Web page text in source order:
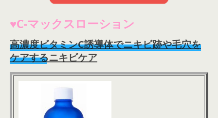
♥C-マックスローション
高濃度ビタミンC誘導体でニキビ跡や毛穴を
ケアするニキビケア